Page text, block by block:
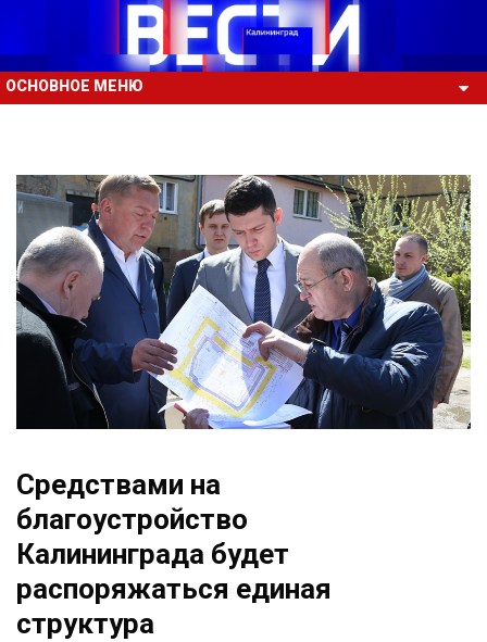
ОСНОВНОЕ МЕНЮ
Средствами на
благоустройство
Калининграда будет
распоряжаться единая
структура